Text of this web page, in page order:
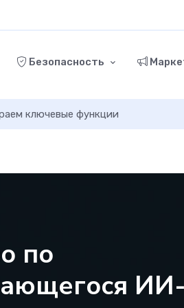
Безопасность
ключевые функции
по
ИИ-